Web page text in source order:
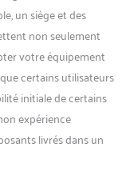
un siège et des
non seulement
votre équipement
certains utilisateurs
initiale de certains
expérience
livrés dans un